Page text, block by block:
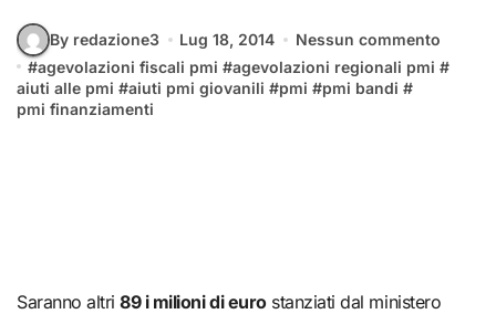
By redazione3 Lug 18, 2014
Nessun commento
#agevolazioni fiscali pmi #agevolazioni regionali pmi #
aiuti alle pmi #aiuti pmi giovanili #pmi #pmi bandi #
pmi finanziamenti
Saranno altri89 i milioni di eurostanziati dal ministero